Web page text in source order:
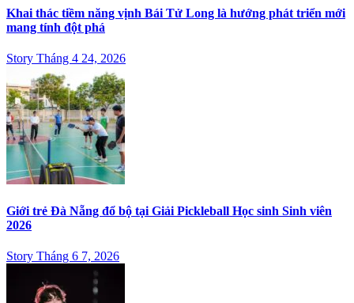
Khai thác tiềm năng vịnh Bái Tử Long là hướng phát triển mới
mang tính đột phá
Story Tháng 4 24, 2026
Giới trẻ Đà Nẵng đổ bộ tại Giải Pickleball Học sinh Sinh viên
2026
Story Tháng 6 7, 2026